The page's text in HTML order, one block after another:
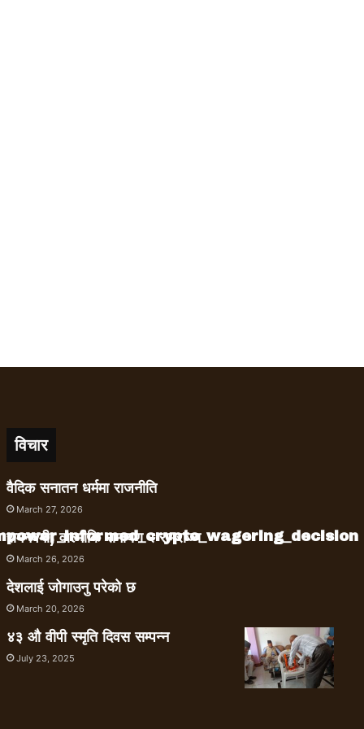
विचार
वैदिक सनातन धर्ममा राजनीति
March 27, 2026
रामनवमी, वाल्मीकि रामायण र रामराज्य
March 26, 2026
देशलाई जोगाउनु परेको छ
March 20, 2026
४३ औ वीपी स्मृति दिवस सम्पन्न
July 23, 2025